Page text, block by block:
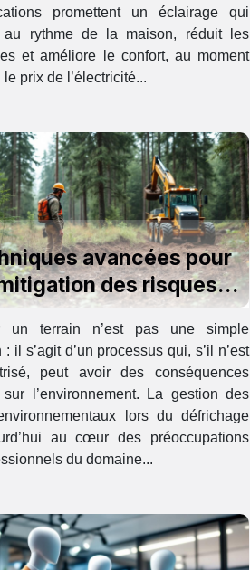
promettent un éclairage qui
au rythme de la maison, réduit les
et améliore le confort, au moment
le prix de l’électricité...
avancées pour
des risques
lors du
défrichage
un terrain n’est pas une simple
il s’agit d’un processus qui, s’il n’est
peut avoir des conséquences
l’environnement. La gestion des
lors du défrichage
au cœur des préoccupations
du domaine...